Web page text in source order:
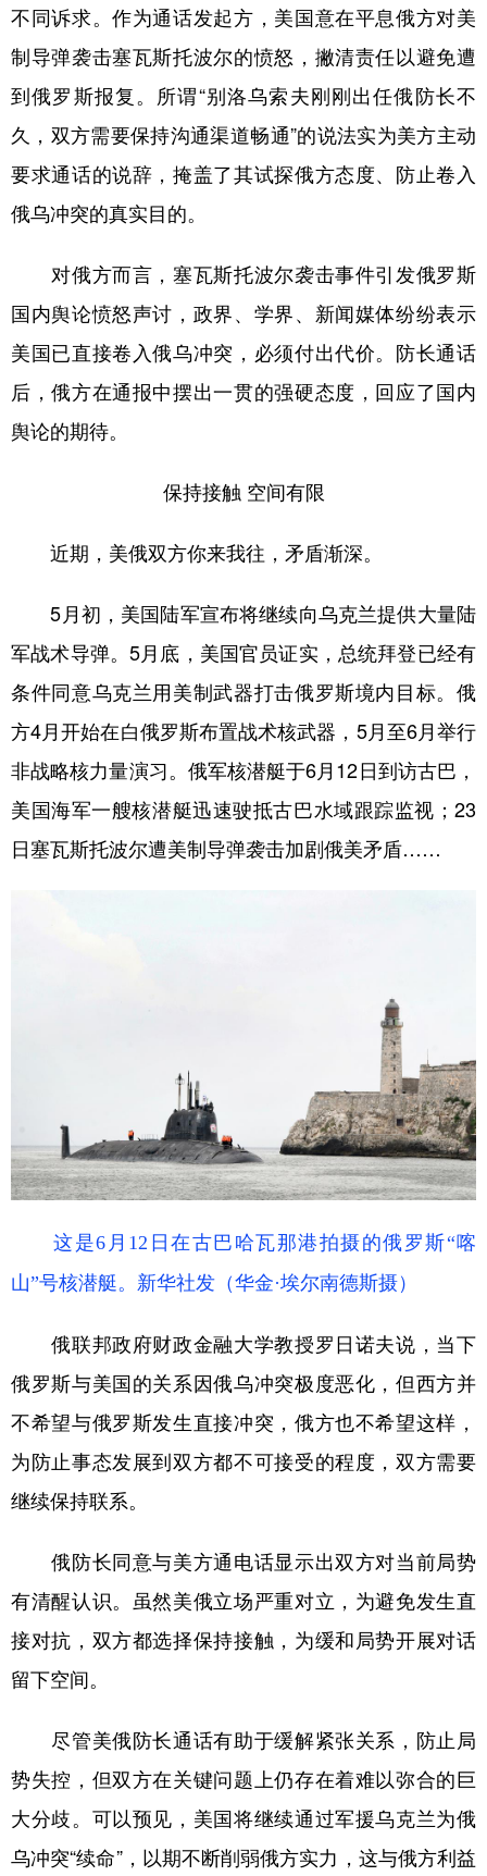
不同诉求。作为通话发起方，美国意在平息俄方对美
制导弹袭击塞瓦斯托波尔的愤怒，撇清责任以避免遭
到俄罗斯报复。所谓“别洛乌索夫刚刚出任俄防长不
久，双方需要保持沟通渠道畅通”的说法实为美方主动
要求通话的说辞，掩盖了其试探俄方态度、防止卷入
俄乌冲突的真实目的。
对俄方而言，塞瓦斯托波尔袭击事件引发俄罗斯
国内舆论愤怒声讨，政界、学界、新闻媒体纷纷表示
美国已直接卷入俄乌冲突，必须付出代价。防长通话
后，俄方在通报中摆出一贯的强硬态度，回应了国内
舆论的期待。
保持接触 空间有限
近期，美俄双方你来我往，矛盾渐深。
5月初，美国陆军宣布将继续向乌克兰提供大量陆
军战术导弹。5月底，美国官员证实，总统拜登已经有
条件同意乌克兰用美制武器打击俄罗斯境内目标。俄
方4月开始在白俄罗斯布置战术核武器，5月至6月举行
非战略核力量演习。俄军核潜艇于6月12日到访古巴，
美国海军一艘核潜艇迅速驶抵古巴水域跟踪监视；23
日塞瓦斯托波尔遭美制导弹袭击加剧俄美矛盾……
这是6月12日在古巴哈瓦那港拍摄的俄罗斯“喀
山”号核潜艇。新华社发（华金·埃尔南德斯摄）
俄联邦政府财政金融大学教授罗日诺夫说，当下
俄罗斯与美国的关系因俄乌冲突极度恶化，但西方并
不希望与俄罗斯发生直接冲突，俄方也不希望这样，
为防止事态发展到双方都不可接受的程度，双方需要
继续保持联系。
俄防长同意与美方通电话显示出双方对当前局势
有清醒认识。虽然美俄立场严重对立，为避免发生直
接对抗，双方都选择保持接触，为缓和局势开展对话
留下空间。
尽管美俄防长通话有助于缓解紧张关系，防止局
势失控，但双方在关键问题上仍存在着难以弥合的巨
大分歧。可以预见，美国将继续通过军援乌克兰为俄
乌冲突“续命”，以期不断削弱俄方实力，这与俄方利益